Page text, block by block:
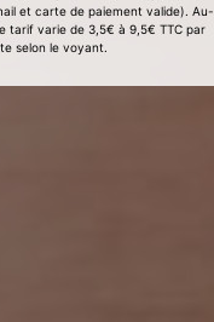
et carte de paiement valide). Au-
tarif varie de 3,5€ à 9,5€ TTC par
selon le voyant.